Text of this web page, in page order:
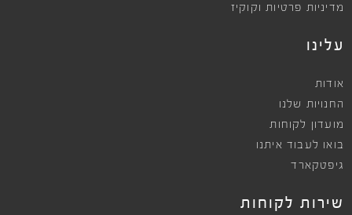
מדיניות פרטיות וקוקיז
עלינו
אודות
החנויות שלנו
מועדון לקוחות
בואו לעבוד איתנו
גיפטקארד
שירות לקוחות